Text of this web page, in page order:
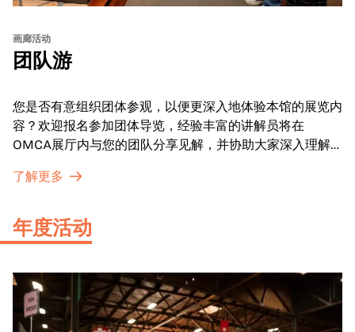
画廊活动
团队游
您是否有意组织团体参观，以便更深入地体验本馆的展览内
容？欢迎报名参加团体导览，经验丰富的讲解员将在
OMCA展厅内与您的团队分享见解，并协助大家深入理解
了解更多
年度活动